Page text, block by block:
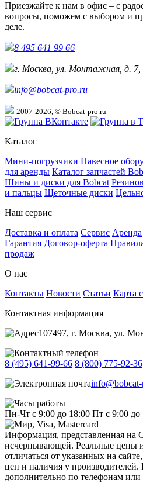
Приезжайте к нам в офис – с
вопросы, поможем с выбором и
деле.
8 495 641 99 66
г. Москва, ул. Монтажная, д. 7,
info@bobcat-pro.ru
2007-2026, © Bobcat-pro.ru
Каталог
Мини-погрузчики Навесное
для аренды Каталог запчастей
Шины и диски для Bobcat
и пальцы Щеточные диски
Наш сервис
Доставка и оплата Сервис Аренда
Гарантия Договор-оферта
продаж
О нас
Контакты Новости Статьи Карта
Контактная информация
107497, г. Москва, ул.
8 (495) 641-99-66 8 (800) 775-92-36
Пн-Чт с 9:00 до 18:00 Пт с 9:00 до
Информация, представленная на
исчерпывающей. Реальные цены
отличаться от указанных на
цен и наличия у производителей.
дополнительно по телефонам или